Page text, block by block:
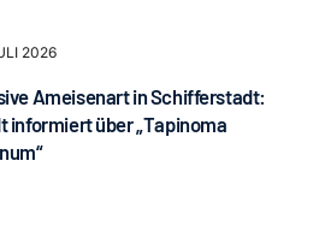
2026
Ameisenart in Schifferstadt:
informiert über „Tapinoma